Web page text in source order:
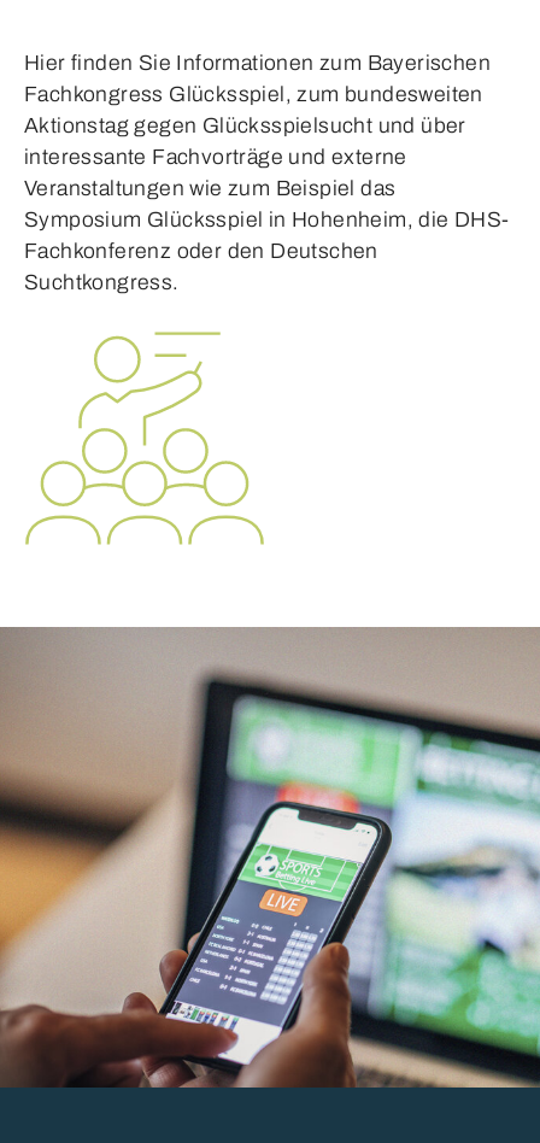
Hier finden Sie Informationen zum Bayerischen
Fachkongress Glücksspiel, zum bundesweiten
Aktionstag gegen Glücksspielsucht und über
interessante Fachvorträge und externe
Veranstaltungen wie zum Beispiel das
Symposium Glücksspiel in Hohenheim, die DHS-
Fachkonferenz oder den Deutschen
Suchtkongress.